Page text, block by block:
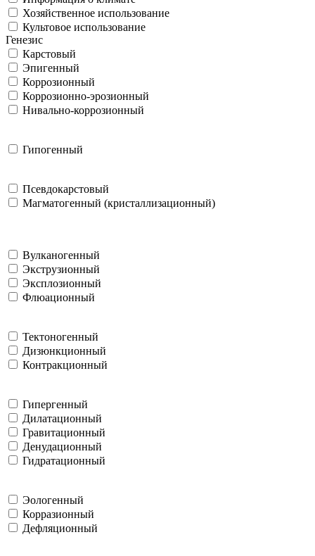
Хозяйственное использование
Культовое использование
Генезис
Карстовый
Эпигенный
Коррозионный
Коррозионно-эрозионный
Нивально-коррозионный
Гипогенный
Псевдокарстовый
Магматогенный (кристаллизационный)
Вулканогенный
Экструзионный
Эксплозионный
Флюационный
Тектоногенный
Дизюнкционный
Контракционный
Гипергенный
Дилатационный
Гравитационный
Денудационный
Гидратационный
Эологенный
Корразионный
Дефляционный